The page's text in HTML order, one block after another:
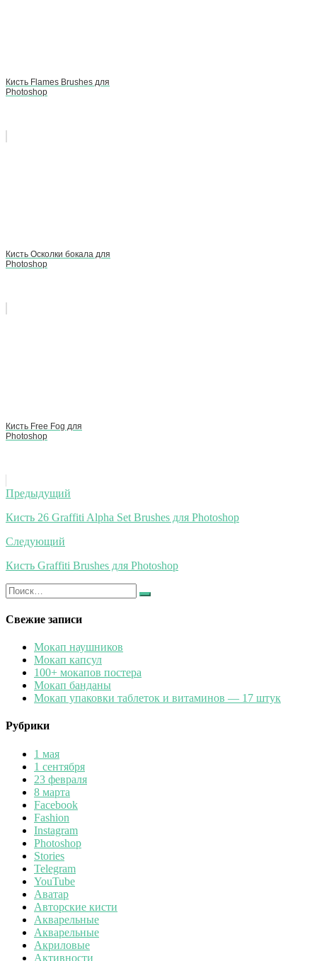
Кисть Flames Brushes для
Photoshop
Кисть Осколки бокала для
Photoshop
Кисть Free Fog для
Photoshop
Навигация
по
записям
Предыдущий
Кисть 26 Graffiti Alpha Set Brushes для Photoshop
Следующий
Кисть Graffiti Brushes для Photoshop
Искать:
Найти
Свежие записи
Мокап наушников
Мокап капсул
100+ мокапов постера
Мокап банданы
Мокап упаковки таблеток и витаминов — 17 штук
Рубрики
1 мая
1 сентября
23 февраля
8 марта
Facebook
Fashion
Instagram
Photoshop
Stories
Telegram
YouTube
Аватар
Авторские кисти
Акварельные
Акварельные
Акриловые
Активности